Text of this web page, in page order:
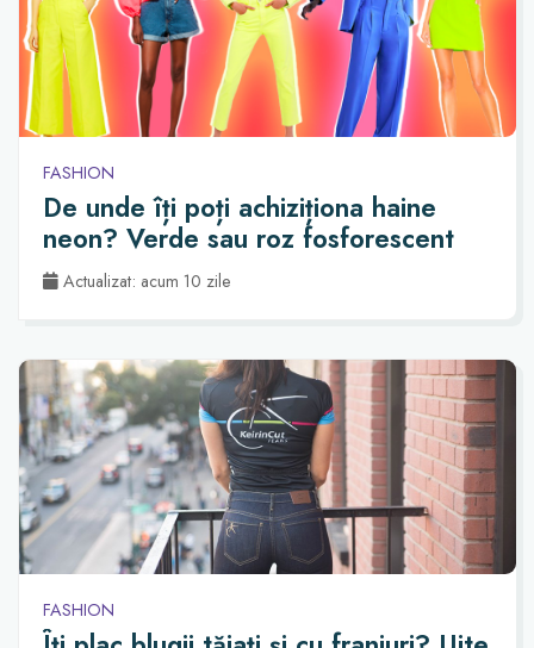
FASHION
De unde îți poți achiziționa haine
neon? Verde sau roz fosforescent
Actualizat: acum 10 zile
FASHION